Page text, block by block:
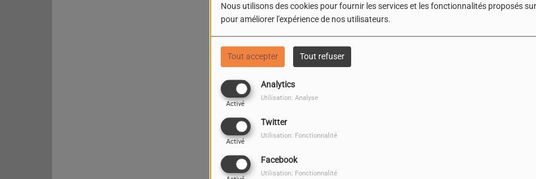
Nous utilisons des cookies pour fournir les services et les fonctionnalités proposés
pour améliorer l'expérience de nos utilisateurs.
Tout accepter Tout refuser
Analytics
Activé
Utilisation: Analyse
Twitter
Activé
Utilisation: Fonctionnalité
Facebook
Utilisation: Fonctionnalité